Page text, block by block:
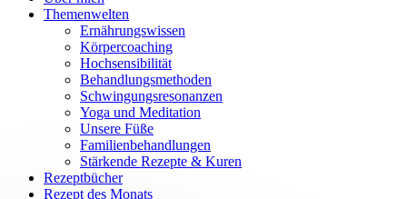
Themenwelten
Ernährungswissen
Körpercoaching
Hochsensibilität
Behandlungsmethoden
Schwingungsresonanzen
Yoga und Meditation
Unsere Füße
Familienbehandlungen
Stärkende Rezepte & Kuren
Rezeptbücher
Rezept des Monats